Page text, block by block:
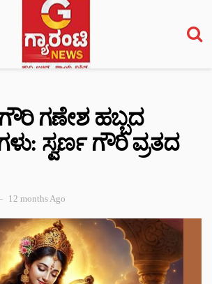
ಗಣೇಶ ಹಬ್ಬದ
ಸ್ವರ್ಣ ಗೌರಿ ವ್ರತದ
12 months Ago